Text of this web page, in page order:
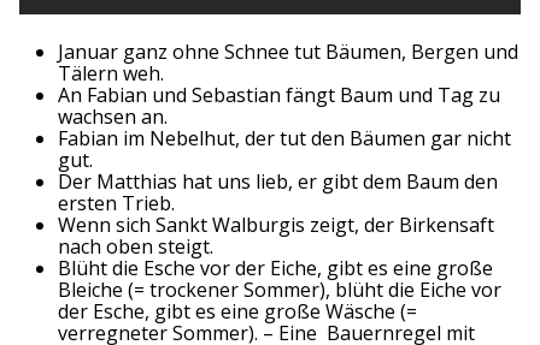
Januar ganz ohne Schnee tut Bäumen, Bergen und
Tälern weh.
An Fabian und Sebastian fängt Baum und Tag zu
wachsen an.
Fabian im Nebelhut, der tut den Bäumen gar nicht
gut.
Der Matthias hat uns lieb, er gibt dem Baum den
ersten Trieb.
Wenn sich Sankt Walburgis zeigt, der Birkensaft
nach oben steigt.
Blüht die Esche vor der Eiche, gibt es eine große
Bleiche (= trockener Sommer), blüht die Eiche vor
der Esche, gibt es eine große Wäsche (=
verregneter Sommer). – Eine Bauernregel mit